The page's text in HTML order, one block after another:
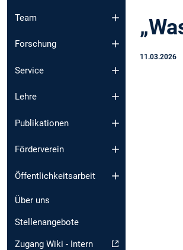
Team
Forschung
Service
Lehre
Publikationen
Förderverein
Öffentlichkeitsarbeit
Über uns
Stellenangebote
Zugang Wiki - Intern
11.03.2026